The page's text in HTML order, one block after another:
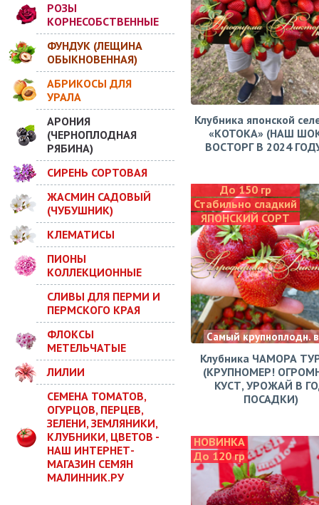
РОЗЫ
КОРНЕСОБСТВЕННЫЕ
ФУНДУК (ЛЕЩИНА
ОБЫКНОВЕННАЯ)
АБРИКОСЫ ДЛЯ
УРАЛА
АРОНИЯ
(ЧЕРНОПЛОДНАЯ
РЯБИНА)
СИРЕНЬ СОРТОВАЯ
ЖАСМИН САДОВЫЙ
(ЧУБУШНИК)
КЛЕМАТИСЫ
ПИОНЫ
КОЛЛЕКЦИОННЫЕ
СЛИВЫ ДЛЯ ПЕРМИ И
ПЕРМСКОГО КРАЯ
ФЛОКСЫ
МЕТЕЛЬЧАТЫЕ
ЛИЛИИ
СЕМЕНА ТОМАТОВ,
ОГУРЦОВ, ПЕРЦЕВ,
ЗЕЛЕНИ, ЗЕМЛЯНИКИ,
КЛУБНИКИ, ЦВЕТОВ -
НАШ ИНТЕРНЕТ-
МАГАЗИН СЕМЯН
МАЛИННИК.РУ
Клубника японской
«КОТОКА» (НАШ
ВОСТОРГ В 2024
До 150 гр
Стабильно сладкий
ЯПОНСКИЙ СОРТ
Самый крупноплодн.
Клубника ЧАМОРА
(КРУПНОМЕР!
КУСТ, УРОЖАЙ В
ПОСАДКИ)
НОВИНКА
До 120 гр